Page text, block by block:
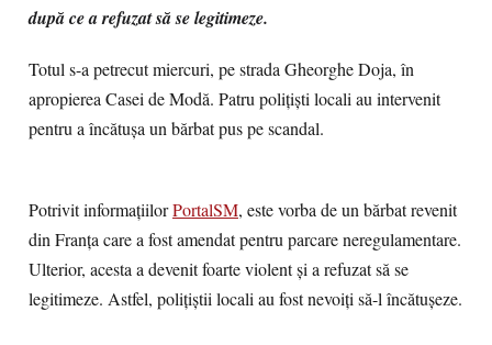
după ce a refuzat să se legitimeze.
Totul s-a petrecut miercuri, pe strada Gheorghe Doja, în
apropierea Casei de Modă. Patru polițiști locali au intervenit
pentru a încătușa un bărbat pus pe scandal.
Potrivit informațiilorPortalSM, este vorba de un bărbat revenit
din Franța care a fost amendat pentru parcare neregulamentare.
Ulterior, acesta a devenit foarte violent și a refuzat să se
legitimeze. Astfel, polițiștii locali au fost nevoiți să-l încătușeze.